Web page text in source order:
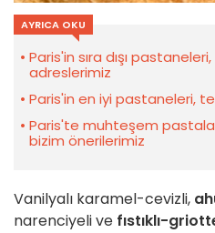
AYRICA OKU
Paris'in sıra dışı
adreslerimiz
Paris'in en iyi pastaneleri,
Paris'te muhteşem
bizim önerilerimiz
Vanilyalı karamel-cevizli,
narenciyeli ve fıstıklı-